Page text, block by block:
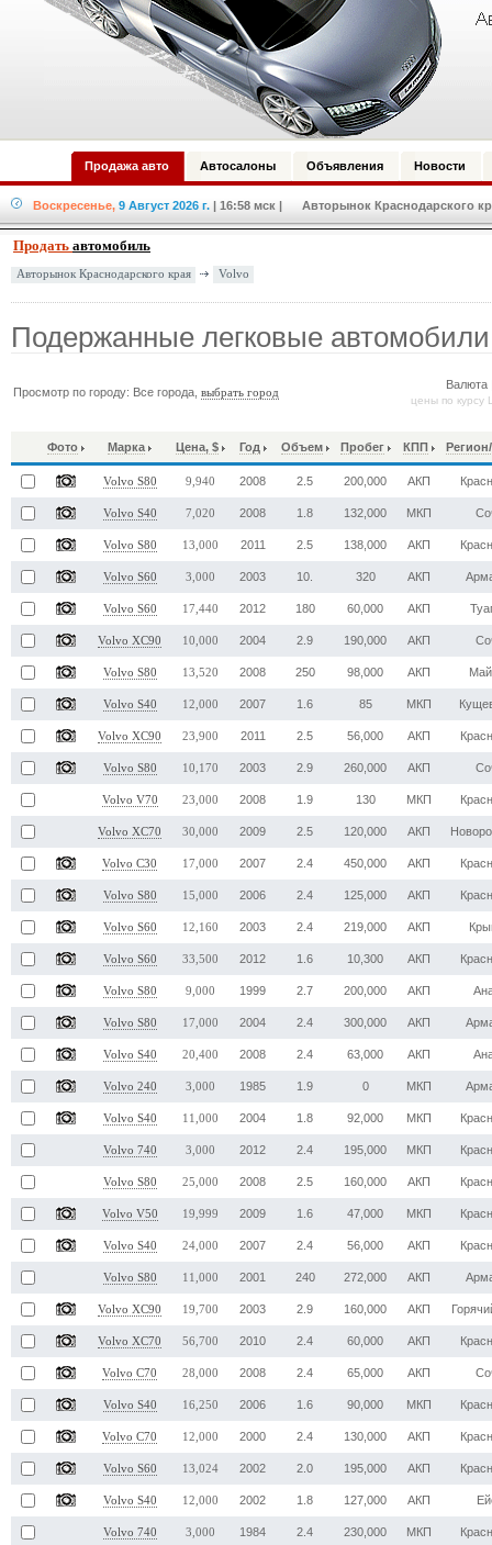
Продажа авто Автосалоны Объявления Новости
Воскресенье, 9 Август 2026 г. | 16:58 мск | Авторынок Краснодарского
Продать автомобиль
Авторынок Краснодарского края Volvo
Подержанные легковые
Просмотр по городу: Все города,выбрать город
цены по
Фото Марка Цена, $ Год Объем Пробег КПП
Volvo S80 9,940 2008 2.5 200,000 АКП
Volvo S40 7,020 2008 1.8 132,000 МКП
Volvo S80 13,000 2011 2.5 138,000 АКП
Volvo S60 3,000 2003 10. 320 АКП
Volvo S60 17,440 2012 180 60,000 АКП
Volvo XC90 10,000 2004 2.9 190,000 АКП
Volvo S80 13,520 2008 250 98,000 АКП
Volvo S40 12,000 2007 1.6 85 МКП
Volvo XC90 23,900 2011 2.5 56,000 АКП
Volvo S80 10,170 2003 2.9 260,000 АКП
Volvo V70 23,000 2008 1.9 130 МКП
Volvo XC70 30,000 2009 2.5 120,000 АКП
Volvo C30 17,000 2007 2.4 450,000 АКП
Volvo S80 15,000 2006 2.4 125,000 АКП
Volvo S60 12,160 2003 2.4 219,000 АКП
Volvo S60 33,500 2012 1.6 10,300 АКП
Volvo S80 9,000 1999 2.7 200,000 АКП
Volvo S80 17,000 2004 2.4 300,000 АКП
Volvo S40 20,400 2008 2.4 63,000 АКП
Volvo 240 3,000 1985 1.9 0 МКП
Volvo S40 11,000 2004 1.8 92,000 МКП
Volvo 740 3,000 2012 2.4 195,000 МКП
Volvo S80 25,000 2008 2.5 160,000 АКП
Volvo V50 19,999 2009 1.6 47,000 МКП
Volvo S40 24,000 2007 2.4 56,000 АКП
Volvo S80 11,000 2001 240 272,000 АКП
Volvo XC90 19,700 2003 2.9 160,000 АКП
Volvo XC70 56,700 2010 2.4 60,000 АКП
Volvo C70 28,000 2008 2.4 65,000 АКП
Volvo S40 16,250 2006 1.6 90,000 МКП
Volvo C70 12,000 2000 2.4 130,000 АКП
Volvo S60 13,024 2002 2.0 195,000 АКП
Volvo S40 12,000 2002 1.8 127,000 АКП
Volvo 740 3,000 1984 2.4 230,000 МКП